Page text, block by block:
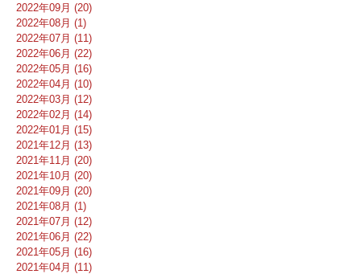
2022年09月 (20)
2022年08月 (1)
2022年07月 (11)
2022年06月 (22)
2022年05月 (16)
2022年04月 (10)
2022年03月 (12)
2022年02月 (14)
2022年01月 (15)
2021年12月 (13)
2021年11月 (20)
2021年10月 (20)
2021年09月 (20)
2021年08月 (1)
2021年07月 (12)
2021年06月 (22)
2021年05月 (16)
2021年04月 (11)